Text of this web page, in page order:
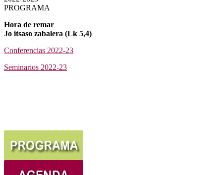
PROGRAMA
Hora de remar
Jo itsaso zabalera (Lk 5,4)
Conferencias 2022-23
Seminarios 2022-23